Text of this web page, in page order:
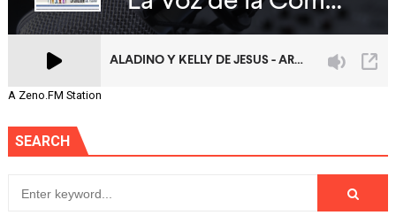
A Zeno.FM Station
SEARCH